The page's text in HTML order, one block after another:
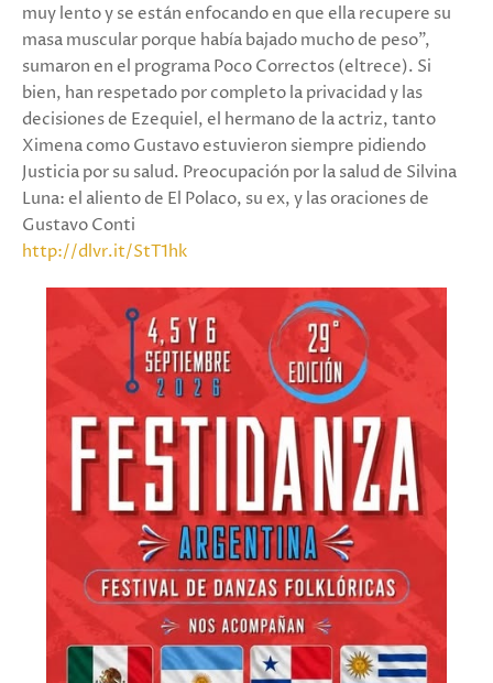
muy lento y se están enfocando en que ella recupere su
masa muscular porque había bajado mucho de peso”,
sumaron en el programa Poco Correctos (eltrece). Si
bien, han respetado por completo la privacidad y las
decisiones de Ezequiel, el hermano de la actriz, tanto
Ximena como Gustavo estuvieron siempre pidiendo
Justicia por su salud. Preocupación por la salud de Silvina
Luna: el aliento de El Polaco, su ex, y las oraciones de
Gustavo Conti
http://dlvr.it/StT1hk